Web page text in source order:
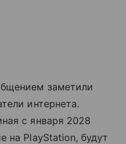
заметили
интернета.
с января 2028
на PlayStation, будут